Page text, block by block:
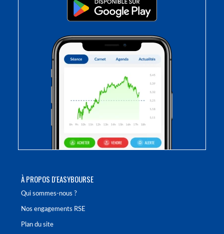
À PROPOS D'EASYBOURSE
Qui sommes-nous ?
Nos engagements RSE
Plan du site